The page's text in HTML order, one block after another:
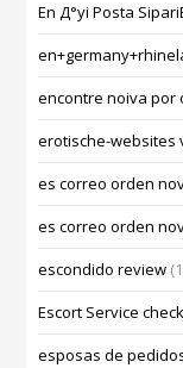
En Д°yi Posta
encontre noiva por
erotische-websites
es correo orden
es correo orden
escondido review
Escort Service
esposas de